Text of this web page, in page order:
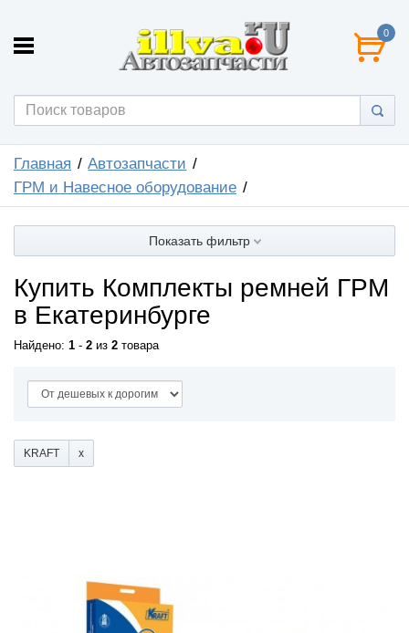
0
Главная
Автозапчасти
ГРМ и Навесное оборудование
Показать фильтр
Купить Комплекты ремней ГРМ
в Екатеринбурге
Найдено: 1 - 2 из 2 товара
KRAFT